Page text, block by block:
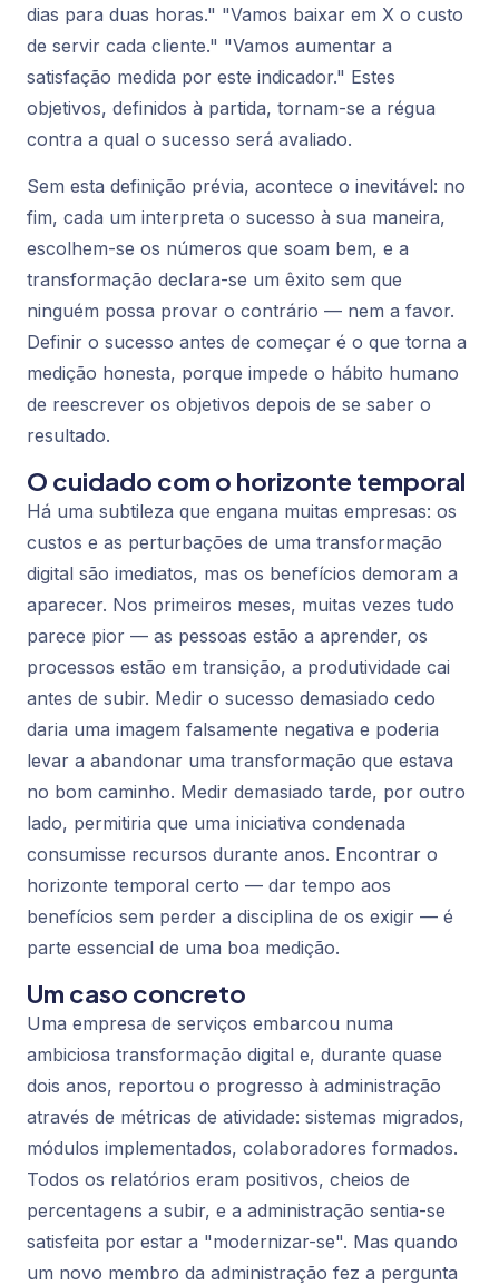
dias para duas horas." "Vamos baixar em X o custo
de servir cada cliente." "Vamos aumentar a
satisfação medida por este indicador." Estes
objetivos, definidos à partida, tornam-se a régua
contra a qual o sucesso será avaliado.
Sem esta definição prévia, acontece o inevitável: no
fim, cada um interpreta o sucesso à sua maneira,
escolhem-se os números que soam bem, e a
transformação declara-se um êxito sem que
ninguém possa provar o contrário — nem a favor.
Definir o sucesso antes de começar é o que torna a
medição honesta, porque impede o hábito humano
de reescrever os objetivos depois de se saber o
resultado.
O cuidado com o horizonte temporal
Há uma subtileza que engana muitas empresas: os
custos e as perturbações de uma transformação
digital são imediatos, mas os benefícios demoram a
aparecer. Nos primeiros meses, muitas vezes tudo
parece pior — as pessoas estão a aprender, os
processos estão em transição, a produtividade cai
antes de subir. Medir o sucesso demasiado cedo
daria uma imagem falsamente negativa e poderia
levar a abandonar uma transformação que estava
no bom caminho. Medir demasiado tarde, por outro
lado, permitiria que uma iniciativa condenada
consumisse recursos durante anos. Encontrar o
horizonte temporal certo — dar tempo aos
benefícios sem perder a disciplina de os exigir — é
parte essencial de uma boa medição.
Um caso concreto
Uma empresa de serviços embarcou numa
ambiciosa transformação digital e, durante quase
dois anos, reportou o progresso à administração
através de métricas de atividade: sistemas migrados,
módulos implementados, colaboradores formados.
Todos os relatórios eram positivos, cheios de
percentagens a subir, e a administração sentia-se
satisfeita por estar a "modernizar-se". Mas quando
um novo membro da administração fez a pergunta